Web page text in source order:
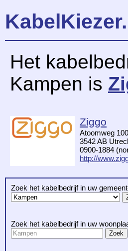
Het
Kampen is
Ziggo
Atoomweg 100
3542 AB
0900-1884
http://
Zoek het kabelbedrijf in uw
Zoek het kabelbedrijf in uw